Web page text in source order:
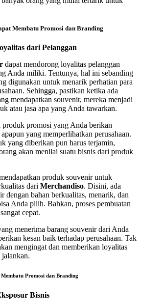
Membatu Promosi dan Branding
dari Pelanggan
dapat mendorong loyalitas pelanggan
Anda miliki. Tentunya, hal ini sebanding
digunakan untuk menarik perhatian para
Sehingga, pastikan ketika ada
mendapatkan souvenir, mereka menjadi
atau jasa apa yang Anda tawarkan.
promosi yang Anda berikan
yang memperlihatkan perusahaan.
yang diberikan pun harus terjamin,
akan menilai suatu bisnis dari produk
produk souvenir untuk
dari Merchandiso. Disini, ada
dengan bahan berkualitas, menarik, dan
Anda pilih. Bahkan, proses pembuatan
cepat.
menerima barang souvenir dari Anda
kesan baik terhadap perusahaan. Tak
mengingat dan memberikan loyalitas
Promosi dan Branding
Bisnis